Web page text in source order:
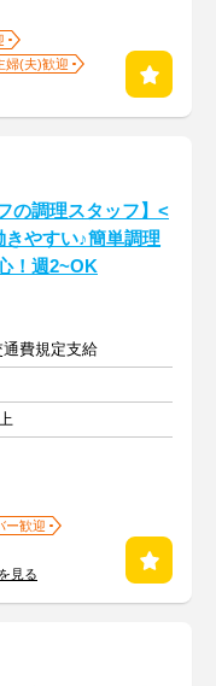
婦(夫)歓迎
の調理スタッフ】<
きやすい♪簡単調理
！週2~OK
費規定支給
ー歓迎
見る